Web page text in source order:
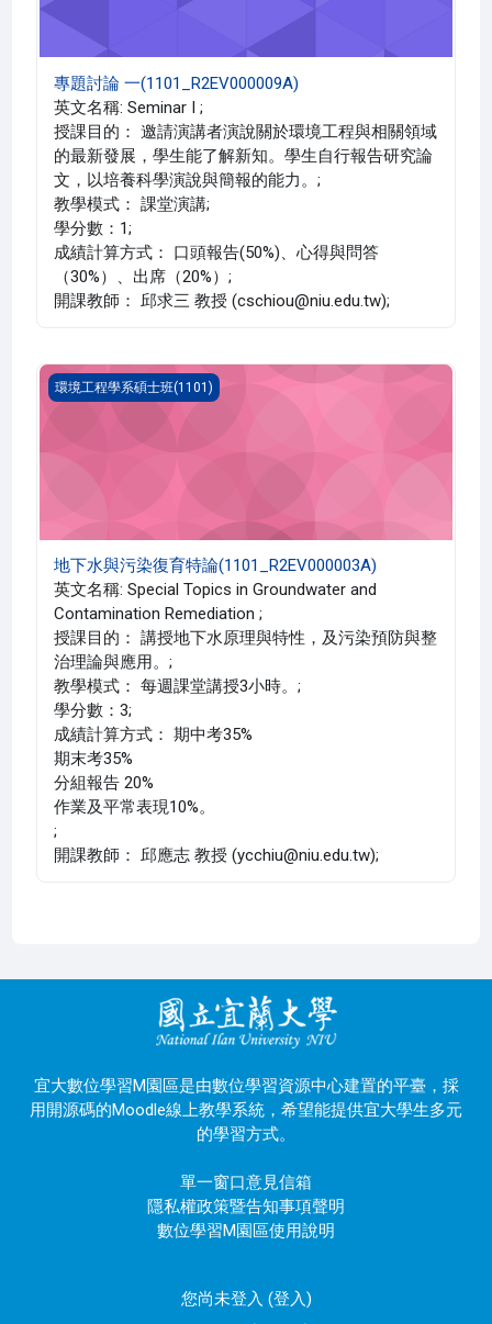
專題討論 一(1101_R2EV000009A)
英文名稱: Seminar I ;
授課目的： 邀請演講者演說關於環境工程與相關領域
的最新發展，學生能了解新知。學生自行報告研究論
文，以培養科學演說與簡報的能力。;
教學模式： 課堂演講;
學分數：1;
成績計算方式： 口頭報告(50%)、心得與問答
（30%）、出席（20%）;
開課教師： 邱求三 教授 (cschiou@niu.edu.tw);
地下水與污染復育特論(1101_R2EV000003A)
環境工程學系碩士班(1101)
地下水與污染復育特論(1101_R2EV000003A)
英文名稱: Special Topics in Groundwater and
Contamination Remediation ;
授課目的： 講授地下水原理與特性，及污染預防與整
治理論與應用。;
教學模式： 每週課堂講授3小時。;
學分數：3;
成績計算方式： 期中考35%
期末考35%
分組報告 20%
作業及平常表現10%。
;
開課教師： 邱應志 教授 (ycchiu@niu.edu.tw);
宜大數位學習M園區是由數位學習資源中心建置的平臺，採
用開源碼的Moodle線上教學系統，希望能提供宜大學生多元
的學習方式。
單一窗口意見信箱
隱私權政策暨告知事項聲明
數位學習M園區使用說明
您尚未登入 (登入)